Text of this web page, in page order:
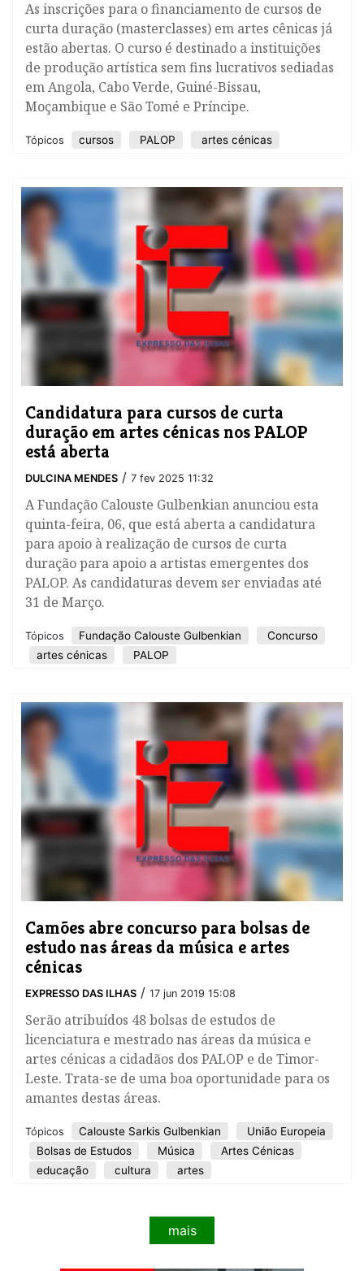
As inscrições para o financiamento de cursos de
curta duração (masterclasses) em artes cênicas já
estão abertas. O curso é destinado a instituições
de produção artística sem fins lucrativos sediadas
em Angola, Cabo Verde, Guiné-Bissau,
Moçambique e São Tomé e Príncipe.
Tópicos cursos PALOP artes cénicas
​Candidatura para cursos de curta
duração em artes cénicas nos PALOP
está aberta
DULCINA MENDES / 7 fev 2025 11:32
A Fundação Calouste Gulbenkian anunciou esta
quinta-feira, 06, que está aberta a candidatura
para apoio à realização de cursos de curta
duração para apoio a artistas emergentes dos
PALOP. As candidaturas devem ser enviadas até
31 de Março.
Tópicos Fundação Calouste Gulbenkian
Concurso
artes cénicas
PALOP
Camões abre concurso para bolsas de
estudo nas áreas da música e artes
cénicas
EXPRESSO DAS ILHAS / 17 jun 2019 15:08
Serão atribuídos 48 bolsas de estudos de
licenciatura e mestrado nas áreas da música e
artes cénicas a cidadãos dos PALOP e de Timor-
Leste. Trata-se de uma boa oportunidade para os
amantes destas áreas.
Tópicos Calouste Sarkis Gulbenkian
União Europeia
Bolsas de Estudos
Música
Artes Cénicas
educação
cultura artes
mais